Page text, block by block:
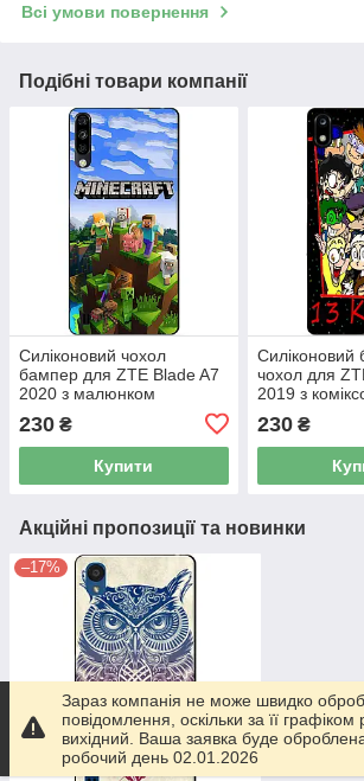
Всі умови повернення
Подібні товари компанії
Силіконовий чохол
бампер для ZTE Blade A7
2020 з малюнком
230 ₴
Купити
Силіконовий
чохол для
2019 з
230₴
Акційні пропозиції та новинки
–17%
Зараз компанія не може швидко
повідомлення, оскільки за її графіком
вихідний. Ваша заявка буде
робочий день 02.01.2026